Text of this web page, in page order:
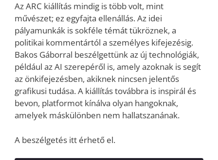
Az ARC kiállítás mindig is több volt, mint
művészet; ez egyfajta ellenállás. Az idei
pályamunkák is sokféle témát tükröznek, a
politikai kommentártól a személyes kifejezésig.
Bakos Gáborral beszélgettünk az új technológiák,
például az AI szerepéről is, amely azoknak is segít
az önkifejezésben, akiknek nincsen jelentős
grafikusi tudása. A kiállítás továbbra is inspirál és
bevon, platformot kínálva olyan hangoknak,
amelyek máskülönben nem hallatszanának.
A beszélgetés itt érhető el.